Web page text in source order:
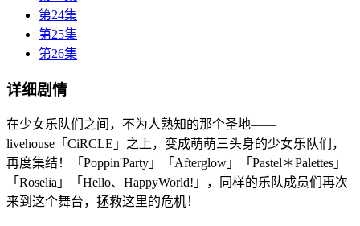
第24集
第25集
第26集
详细剧情
在少女乐队们之间，不为人熟知的那个圣地——
livehouse「CiRCLE」之上，变成萌萌三头身的少女乐队们，
再度集结！「Poppin'Party」「Afterglow」「Pastel＊Palettes」
「Roselia」「Hello、HappyWorld!」，同样的乐队成员们再次
来到这个舞台，拯救这里的危机！